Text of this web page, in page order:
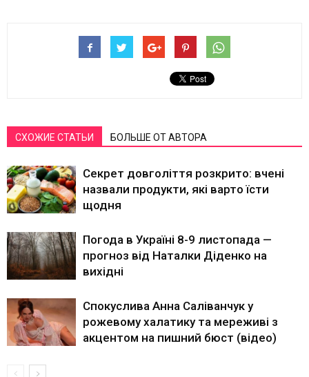
СХОЖИЕ СТАТЬИ БОЛЬШЕ ОТ АВТОРА
Секрет довголіття розкрито: вчені
назвали продукти, які варто їсти
щодня
Погода в Україні 8-9 листопада —
прогноз від Наталки Діденко на
вихідні
Спокуслива Анна Саліванчук у
рожевому халатику та мереживі з
акцентом на пишний бюст (відео)